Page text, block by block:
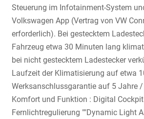
Steuerung im Infotainment-System
Volkswagen App (Vertrag von VW
erforderlich). Bei gestecktem
Fahrzeug etwa 30 Minuten lang
bei nicht gestecktem Ladestecker
Laufzeit der Klimatisierung auf etwa
Werksanschlussgarantie auf 5 Jahre
Komfort und Funktion : Digital
Fernlichtregulierung ""Dynamic Light